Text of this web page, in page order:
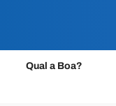
Qual a Boa?